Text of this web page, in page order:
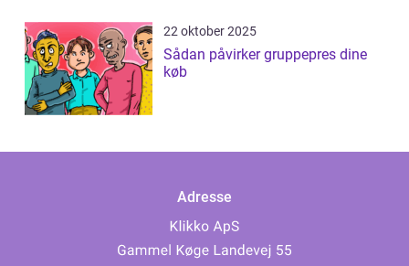
22 oktober 2025
Sådan påvirker gruppepres dine
køb
Adresse